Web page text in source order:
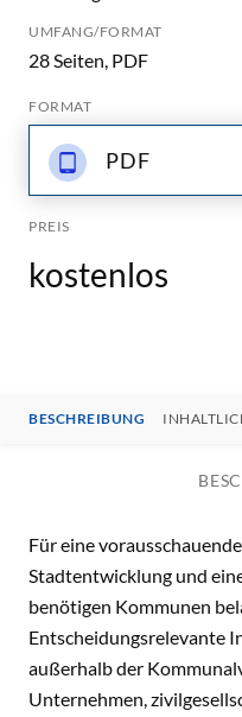
UMFANG/FORMAT
28 Seiten, PDF
FORMAT
PDF
PREIS
kostenlos
BESCHREIBUNG
Für eine
Stadtentwicklung und
benötigen Kommunen
Entscheidungsrelevante
außerhalb der
Unternehmen,